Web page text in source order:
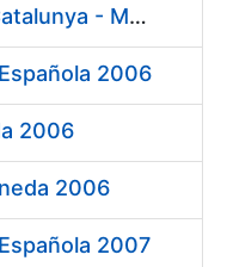
Gabinet Numismàtic de Catalunya - MNAC 2006
2006
2006
2006
2007